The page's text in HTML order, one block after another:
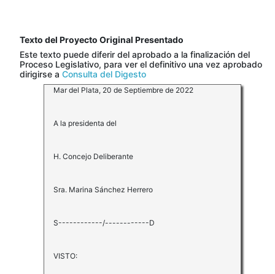
Texto del Proyecto Original Presentado
Este texto puede diferir del aprobado a la finalización del
Proceso Legislativo, para ver el definitivo una vez aprobado
dirigirse a Consulta del Digesto
Mar del Plata, 20 de Septiembre de 2022
A la presidenta del
H. Concejo Deliberante
Sra. Marina Sánchez Herrero
S------------/------------D
VISTO: